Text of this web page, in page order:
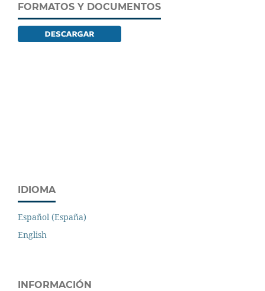
FORMATOS Y DOCUMENTOS
IDIOMA
Español (España)
English
INFORMACIÓN